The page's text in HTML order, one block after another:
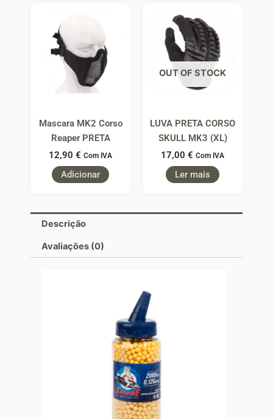
Mascara MK2 Corso
Reaper PRETA
12,90 € Com IVA
Adicionar
OUT OF STOCK
LUVA PRETA CORSO
SKULL MK3 (XL)
17,00 € Com IVA
Ler mais
Descrição
Avaliações (0)